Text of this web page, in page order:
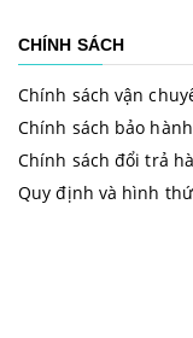
CHÍNH SÁCH
Chính sách vận
Chính sách bảo
Chính sách đổi trả
Quy định và hình